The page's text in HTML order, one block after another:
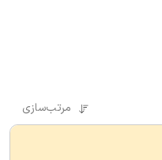
مرتب‌سازی